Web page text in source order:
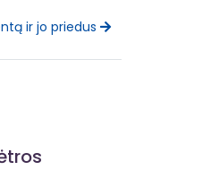
ir jo priedus